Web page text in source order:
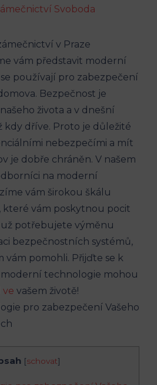
Svoboda
v Praze
vám představit moderní
používají pro zabezpečení
Bezpečnost je
života a v dnešní
kdy dříve. Proto je důležité
nebezpečími a mít
je dobře chráněn. V našem
na moderní
vám širokou škálu
které vám poskytnou pocit
potřebujete výměnu
bezpečnostních systémů,
vám pomohli. Přijďte se k
moderní technologie mohou
ve vašem životě!
[schovat]